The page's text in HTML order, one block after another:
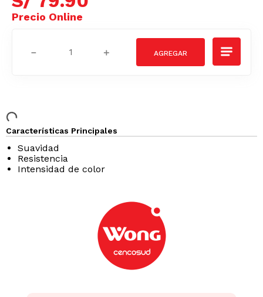
＋
－
Características Principales
Suavidad
Resistencia
Intensidad de color